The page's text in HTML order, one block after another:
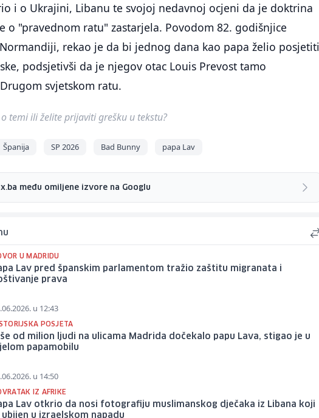
i o Ukrajini, Libanu te svojoj nedavnoj ocjeni da je doktrina
o "pravednom ratu" zastarjela. Povodom 82. godišnjice
rekao je da bi jednog dana kao papa želio posjetiti
podsjetivši da je njegov otac Louis Prevost tamo
svjetskom ratu.
temi ili želite prijaviti grešku u tekstu?
Španija SP 2026 Bad Bunny papa Lav
među omiljene izvore na Googlu
U MADRIDU
Lav pred španskim parlamentom tražio zaštitu migranata i
prava
u 12:43
POSJETA
od milion ljudi na ulicama Madrida dočekalo papu Lava, stigao je u
papamobilu
u 14:50
IZ AFRIKE
Lav otkrio da nosi fotografiju muslimanskog dječaka iz Libana koji
ubijen u izraelskom napadu